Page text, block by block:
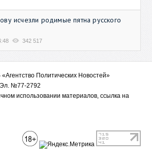
исчезли родимые пятна русского
342 517
Политических Новостей»
№77-2792
использовании материалов, ссылка на